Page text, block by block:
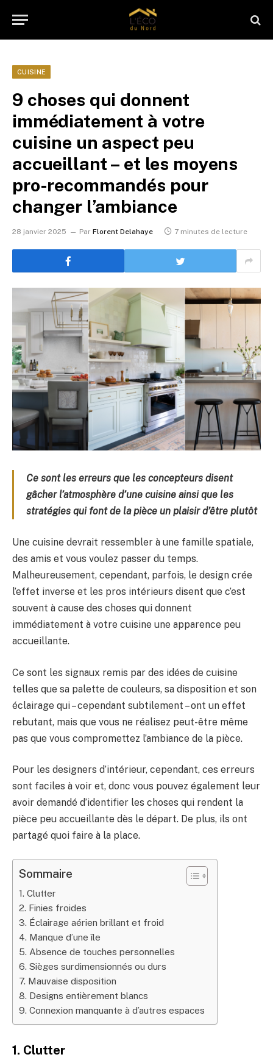
CUISINE
9 choses qui donnent
immédiatement à votre
cuisine un aspect peu
accueillant – et les moyens
pro-recommandés pour
changer l’ambiance
28 janvier 2025 Par Florent Delahaye 7 minutes de lecture
Ce sont les erreurs que les concepteurs disent
gâcher l’atmosphère d’une cuisine ainsi que les
stratégies qui font de la pièce un plaisir d’être plutôt
Une cuisine devrait ressembler à une famille spatiale,
des amis et vous voulez passer du temps.
Malheureusement, cependant, parfois, le design crée
l’effet inverse et les pros intérieurs disent que c’est
souvent à cause des choses qui donnent
immédiatement à votre cuisine une apparence peu
accueillante.
Ce sont les signaux remis par des idées de cuisine
telles que sa palette de couleurs, sa disposition et son
éclairage qui – cependant subtilement – ont un effet
rebutant, mais que vous ne réalisez peut-être même
pas que vous compromettez l’ambiance de la pièce.
Pour les designers d’intérieur, cependant, ces erreurs
sont faciles à voir et, donc vous pouvez également leur
avoir demandé d’identifier les choses qui rendent la
pièce peu accueillante dès le départ. De plus, ils ont
partagé quoi faire à la place.
Sommaire
1. Clutter
2. Finies froides
3. Éclairage aérien brillant et froid
4. Manque d’une île
5. Absence de touches personnelles
6. Sièges surdimensionnés ou durs
7. Mauvaise disposition
8. Designs entièrement blancs
9. Connexion manquante à d’autres espaces
1. Clutter